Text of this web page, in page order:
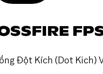
Đột Kích (Dot Kich)